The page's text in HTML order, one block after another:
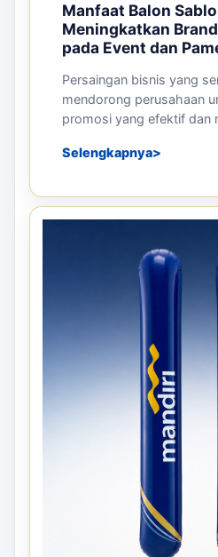
Manfaat Balon
Meningkatkan
pada Event dan
Persaingan bisnis yang
mendorong perusahaan
promosi yang efektif dan
Selengkapnya